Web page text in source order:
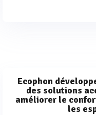
Ecophon
des solutions
améliorer le
les